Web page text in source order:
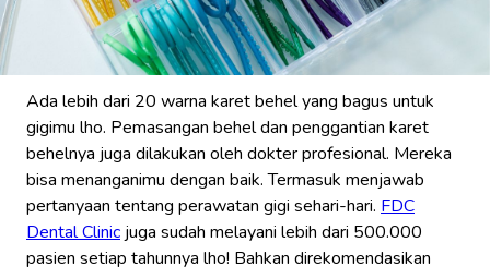
Ada lebih dari 20 warna karet behel yang bagus untuk
gigimu lho. Pemasangan behel dan penggantian karet
behelnya juga dilakukan oleh dokter profesional. Mereka
bisa menanganimu dengan baik. Termasuk menjawab
pertanyaan tentang perawatan gigi sehari-hari. FDC
Dental Clinic juga sudah melayani lebih dari 500.000
pasien setiap tahunnya lho! Bahkan direkomendasikan